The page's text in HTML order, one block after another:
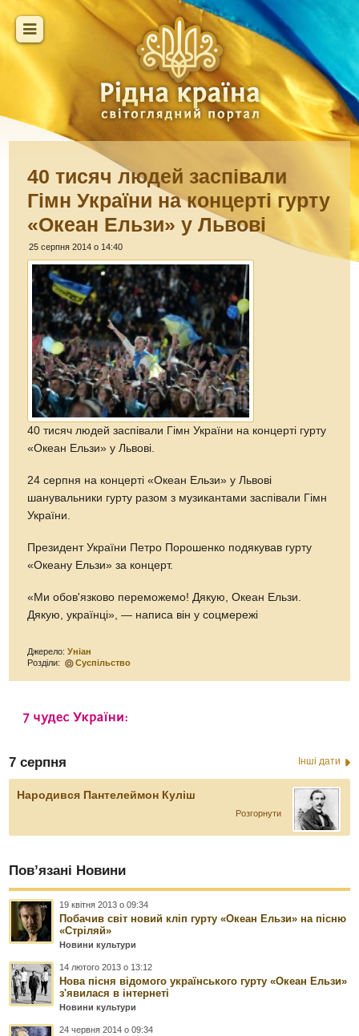
40 тисяч людей заспівали
Гімн України на концерті гурту
«Океан Ельзи» у Львові
25 серпня 2014 о 14:40
40 тисяч людей заспівали Гімн України на концерті гурту
«Океан Ельзи» у Львові.
24 серпня на концерті «Океан Ельзи» у Львові
шанувальники гурту разом з музикантами заспівали Гімн
України.
Президент України Петро Порошенко подякував гурту
«Океану Ельзи» за концерт.
«Ми обов'язково переможемо! Дякую, Океан Ельзи.
Дякую, українці», — написа він у соцмережі
Джерело:Уніан
Розділи:
Суспільство
7 серпня Інші дати
Народився Пантелеймон Куліш
Розгорнути
Пов’язані Новини
19 квітня 2013 о 09:34
Побачив світ новий кліп гурту «Океан Ельзи» на пісню
«Стріляй»
Новини культури
14 лютого 2013 о 13:12
Нова пісня відомого українського гурту «Океан Ельзи»
з'явилася в інтернеті
Новини культури
24 червня 2014 о 09:34